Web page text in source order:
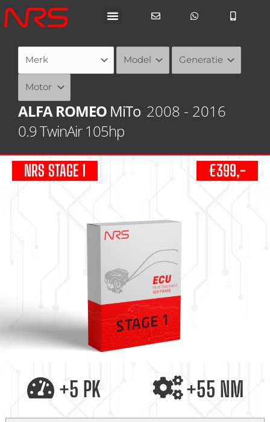
Ga
naar
ALFA ROMEO MiTo 2008 - 2016
0.9 TwinAir 105hp
NRS STAGE 1 €399,-
+5 PK +55 NM